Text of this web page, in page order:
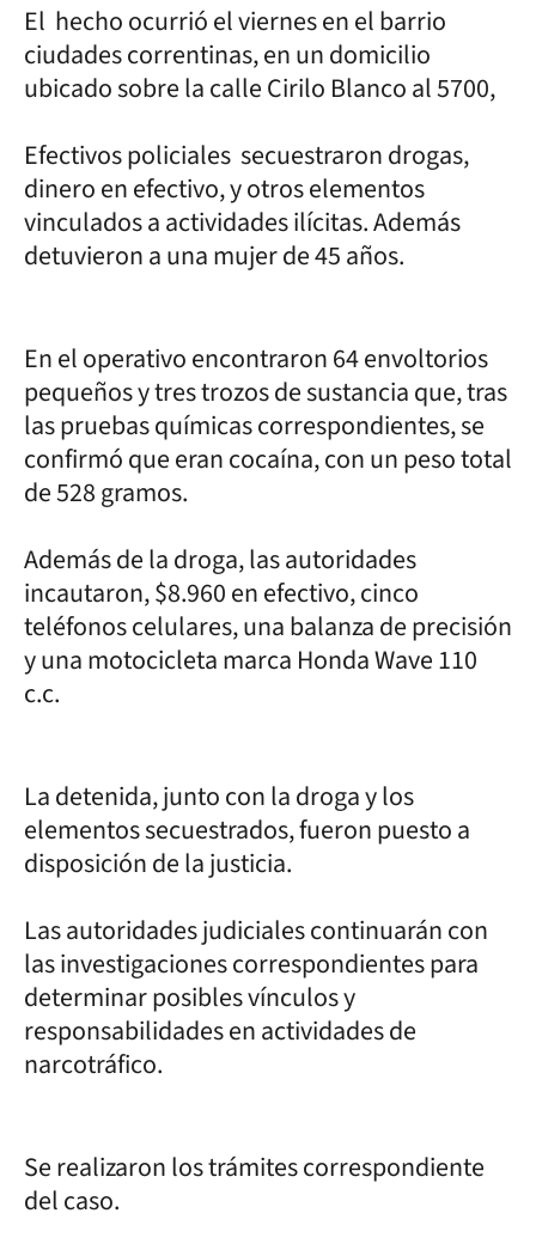
El hecho ocurrió el viernes en el barrio
ciudades correntinas, en un domicilio
ubicado sobre la calle Cirilo Blanco al 5700,
Efectivos policiales secuestraron drogas,
dinero en efectivo, y otros elementos
vinculados a actividades ilícitas. Además
detuvieron a una mujer de 45 años.
En el operativo encontraron 64 envoltorios
pequeños y tres trozos de sustancia que, tras
las pruebas químicas correspondientes, se
confirmó que eran cocaína, con un peso total
de 528 gramos.
Además de la droga, las autoridades
incautaron, $8.960 en efectivo, cinco
teléfonos celulares, una balanza de precisión
y una motocicleta marca Honda Wave 110
c.c.
La detenida, junto con la droga y los
elementos secuestrados, fueron puesto a
disposición de la justicia.
Las autoridades judiciales continuarán con
las investigaciones correspondientes para
determinar posibles vínculos y
responsabilidades en actividades de
narcotráfico.
Se realizaron los trámites correspondiente
del caso.